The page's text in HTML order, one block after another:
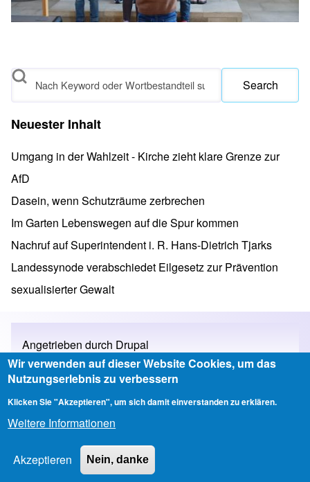
Search
Neuester Inhalt
Umgang in der Wahlzeit - Kirche zieht klare Grenze zur
AfD
Dasein, wenn Schutzräume zerbrechen
Im Garten Lebenswegen auf die Spur kommen
Nachruf auf Superintendent i. R. Hans-Dietrich Tjarks
Landessynode verabschiedet Eilgesetz zur Prävention
sexualisierter Gewalt
Angetrieben durch Drupal
Footer menu
Impressum
Copyright © 2026 Kirchenkreis Neustadt-Wunstorf - All rights reserved
Developed & Designed by
Wir verwenden auf dieser Website Cookies, um das
Nutzungserlebnis zu verbessern
Klicken Sie "Akzeptieren", um sich damit einverstanden zu erklären.
Weitere Informationen
Akzeptieren Nein, danke